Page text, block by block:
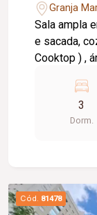
Granja
Sala ampla
e sacada,
Cooktop ) ,
suite ( suite
garagem
2
região com
farmácia ,
3
Dorm.
Cód. 81478